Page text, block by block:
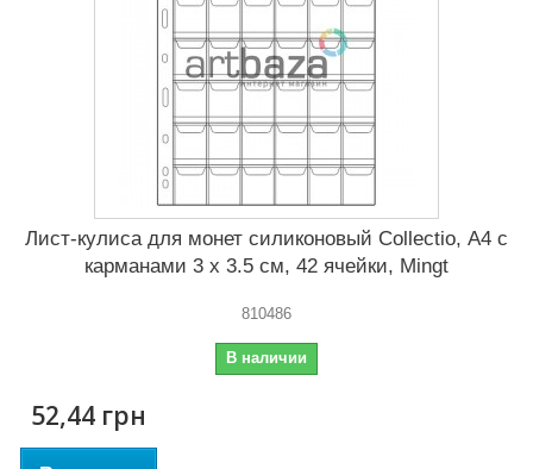
Лист-кулиса для монет силиконовый Сollectio, А4 с
карманами 3 x 3.5 см, 42 ячейки, Mingt
810486
В наличии
52,44 грн